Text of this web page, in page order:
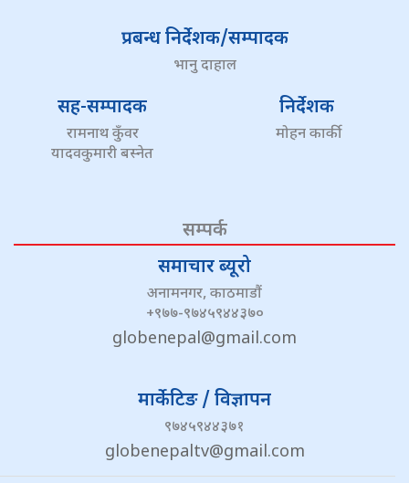
प्रबन्ध निर्देशक/सम्पादक
भानु दाहाल
सह-सम्पादक
रामनाथ कुँवर
यादवकुमारी बस्नेत
निर्देशक
मोहन कार्की
सम्पर्क
समाचार ब्यूरो
अनामनगर, काठमाडौं
+९७७-९७४५९४४३७०
globenepal@gmail.com
मार्केटिङ / विज्ञापन
९७४५९४४३७१
globenepaltv@gmail.com